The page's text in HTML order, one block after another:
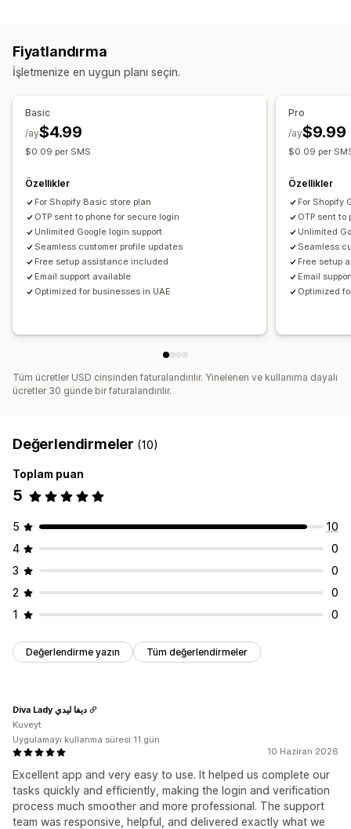
E-posta doğrulama
Tek seferlik parola (OTP)
Hesap portalı
Fiyatlandırma
İşletmenize en uygun planı seçin.
Basic
$4.99
/ay
$0.09 per SMS
Özellikler
For Shopify Basic store plan
OTP sent to phone for secure login
Unlimited Google login support
Seamless customer profile updates
Free setup assistance included
Email support available
Optimized for businesses in UAE
Pro
$9.99
/ay
$0.09 per
Özellikler
For Shopify
OTP sent to
Unlimited
Seamless
Free setup
Email
Optimized
Tüm ücretler USD cinsinden faturalandırılır. Yinelenen ve kullanıma dayalı
ücretler 30 günde bir faturalandırılır.
Değerlendirmeler (10)
Toplam puan
5
5
10
4
0
3
0
2
0
1
0
Değerlendirme yazın Tüm değerlendirmeler
10 Haziran 2026
Excellent app and very easy to use. It helped us complete our
tasks quickly and efficiently, making the login and verification
process much smoother and more professional. The support
team was responsive, helpful, and delivered exactly what we
Diva Lady ديفا ليدي
Kuveyt
Uygulamayı kullanma süresi:11 gün